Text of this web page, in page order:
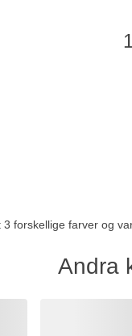
forskellige farver og
Andra